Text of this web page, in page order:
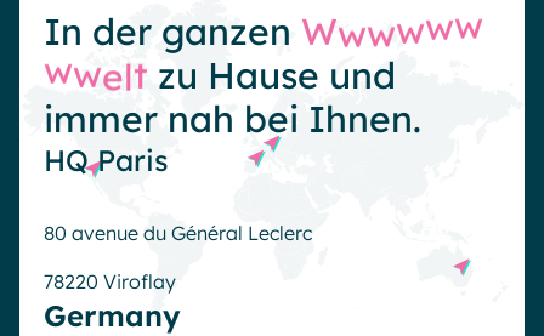
In der ganzen Wwwwww
wwelt zu Hause und
immer nah bei Ihnen.
HQ Paris
80 avenue du Général Leclerc
78220 Viroflay
Germany